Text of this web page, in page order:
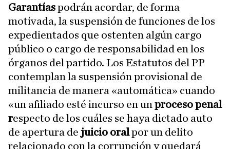
Garantíaspodrán acordar, de forma
motivada, la suspensión de funciones de los
expedientados que ostenten algún cargo
público o cargo de responsabilidad en los
órganos del partido. Los Estatutos del PP
contemplan la suspensión provisional de
militancia de manera «automática» cuando
«un afiliado esté incurso en un proceso penal
respecto de los cuáles se haya dictado auto
de apertura de juicio oralpor un delito
relacionado con la corrupción y quedará